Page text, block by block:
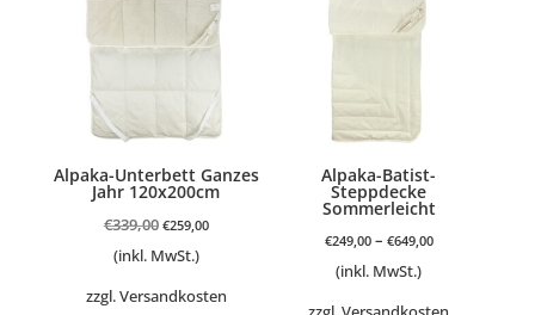
Alpaka-Unterbett Ganzes
Jahr 120x200cm
€339,00Ursprünglicher
Preis
war:
€259,00Aktueller
(inkl. MwSt.)
zzgl.Versandkosten
Alpaka-Batist-
Steppdecke
Sommerleicht
€249,00– €649,00
(inkl. MwSt.)